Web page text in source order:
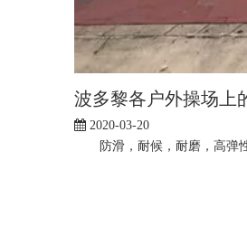
波多黎各户外操场上
2020-03-20
防滑，耐候，耐磨，高弹